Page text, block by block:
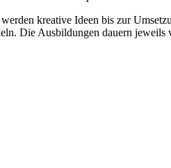
kreative Ideen bis zur
Die Ausbildungen dauern